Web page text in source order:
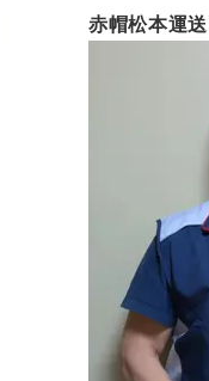
赤帽松本運